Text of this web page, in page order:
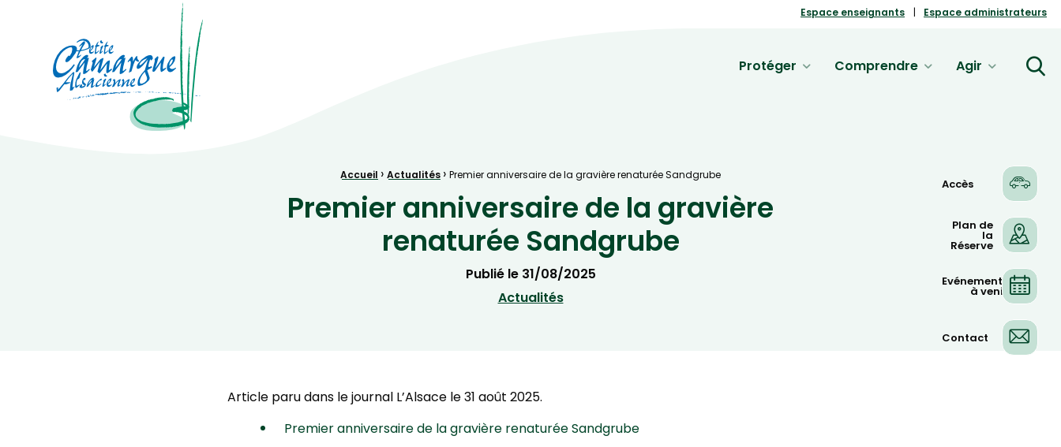
Espace enseignants Espace administrateurs
La Petite Camargue Alsacienne Réserve Naturelle au cœur de la plaine rhénane alluviale
Protéger Comprendre Agir
Accueil › Actualités › Premier anniversaire de la gravière renaturée Sandgrube
Premier anniversaire de la gravière
renaturée Sandgrube
Publié le 31/08/2025
Actualités
Article paru dans le journal L’Alsace le 31 août 2025.
Premier anniversaire de la gravière renaturée Sandgrube
Accès
Plan de
la
Réserve
Evénements
à venir
Contact